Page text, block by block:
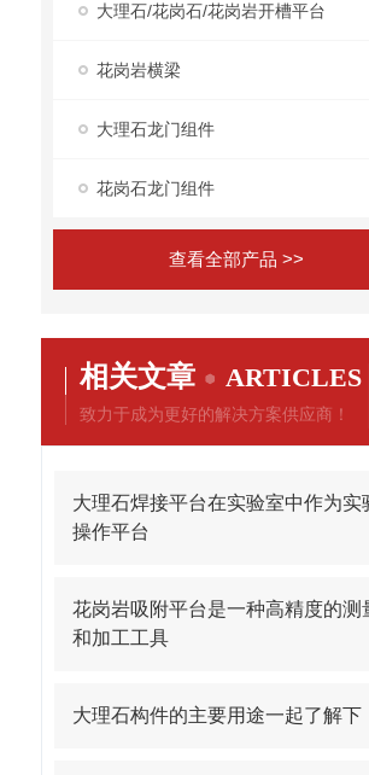
大理石/花岗石/花岗岩开槽平台
花岗岩横梁
大理石龙门组件
花岗石龙门组件
查看全部产品 >>
相关文章 ARTICLES
致力于成为更好的解决方案供应商！
大理石焊接平台在实验室中作为实
操作平台
花岗岩吸附平台是一种高精度的测
和加工工具
大理石构件的主要用途一起了解下